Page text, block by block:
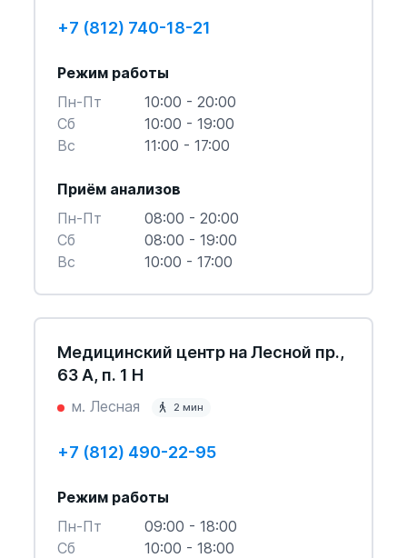
+7 (812) 740-18-21
Режим работы
Пн-Пт
10:00 - 20:00
Cб
10:00 - 19:00
Вс
11:00 - 17:00
Приём анализов
Пн-Пт
08:00 - 20:00
Cб
08:00 - 19:00
Вс
10:00 - 17:00
Медицинский центр на Лесной пр.,
63 А, п. 1 Н
м. Лесная 2 мин
+7 (812) 490-22-95
Режим работы
Пн-Пт
09:00 - 18:00
Cб
10:00 - 18:00